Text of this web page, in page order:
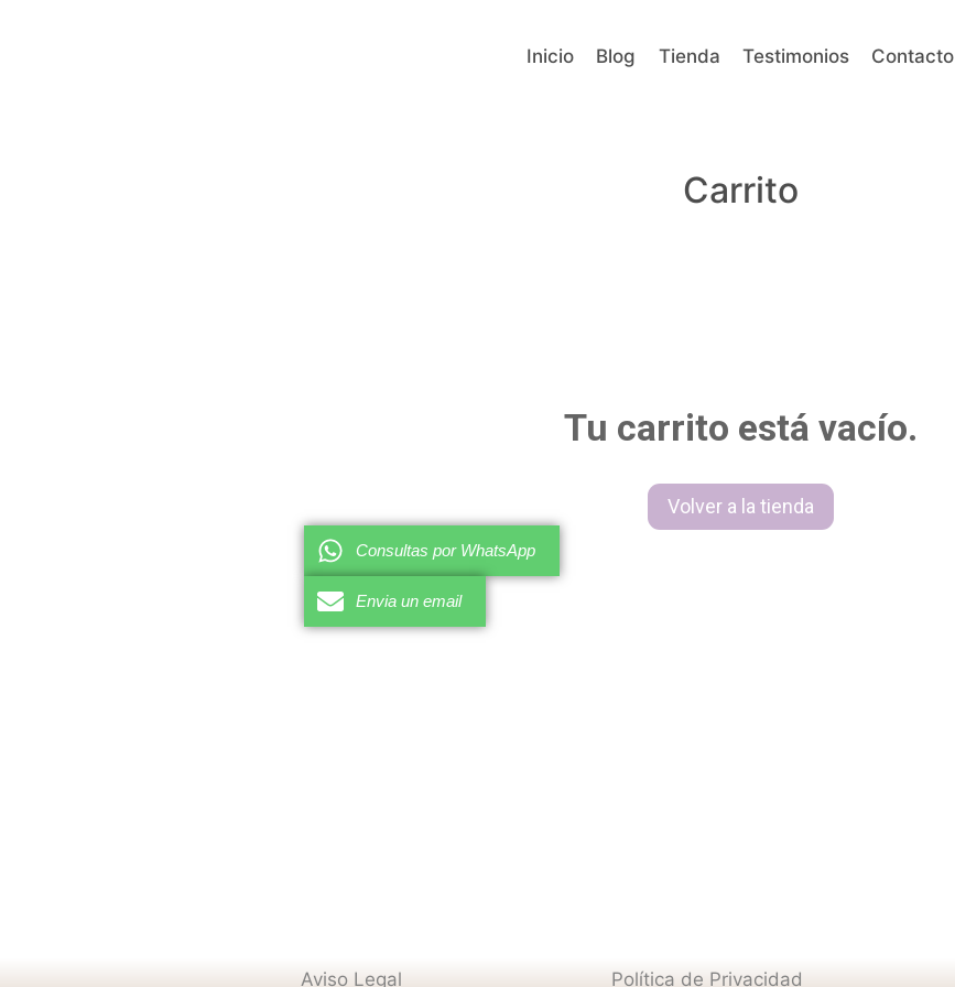
Inicio
Blog Tienda Testimonios Contacto
Carrito
Tu carrito está vacío.
Volver a la tienda
Aviso Legal Política de Privacidad
Consultas por WhatsApp
Envia un email